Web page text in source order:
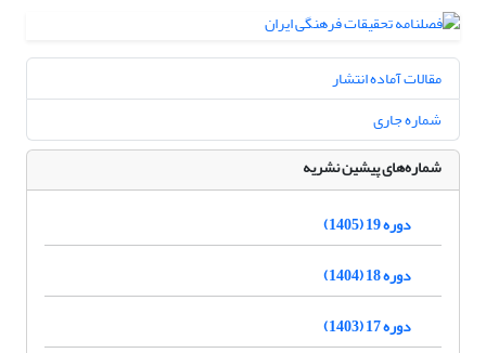
مقالات آماده انتشار
شماره جاری
شماره‌های پیشین نشریه
دوره 19 (1405)
دوره 18 (1404)
دوره 17 (1403)